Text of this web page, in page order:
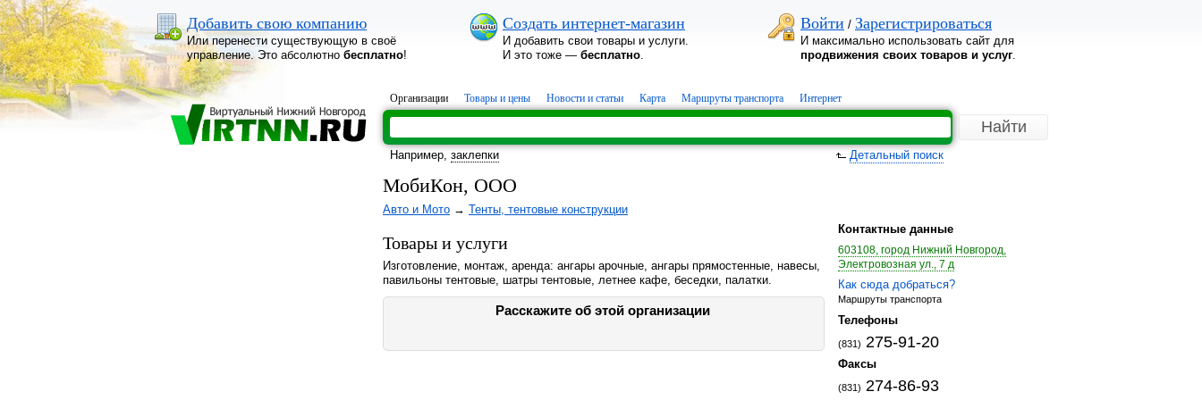
Добавить свою компанию
Или перенести существующую в своё
управление. Это абсолютно бесплатно!
Создать интернет-магазин
И добавить свои товары и услуги.
И это тоже — бесплатно.
Войти / Зарегистрироваться
И максимально использовать сайт для
продвижения своих товаров и услуг.
Организации Товары и цены Новости и статьи Карта Маршруты транспорта Интернет
Например, заклепки Детальный поиск
МобиКон, ООО
Авто и Мото → Тенты, тентовые конструкции
Товары и услуги
Изготовление, монтаж, аренда: ангары арочные, ангары прямостенные, навесы,
павильоны тентовые, шатры тентовые, летнее кафе, беседки, палатки.
Расскажите об этой организации
Контактные данные
603108, город Нижний Новгород,
Электровозная ул., 7 д
Как сюда добраться?
Маршруты транспорта
Телефоны
(831) 275-91-20
Факсы
(831) 274-86-93